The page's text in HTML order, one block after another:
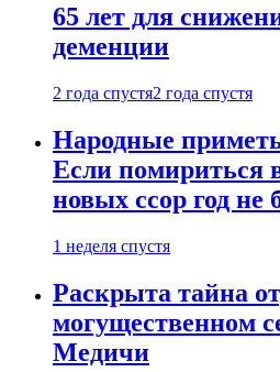
65 лет для
деменции
2 года спустя2 года спустя
Народные
Если помириться
новых ссор год не
1 неделя спустя
Раскрыта тайна
могущественном
Медичи